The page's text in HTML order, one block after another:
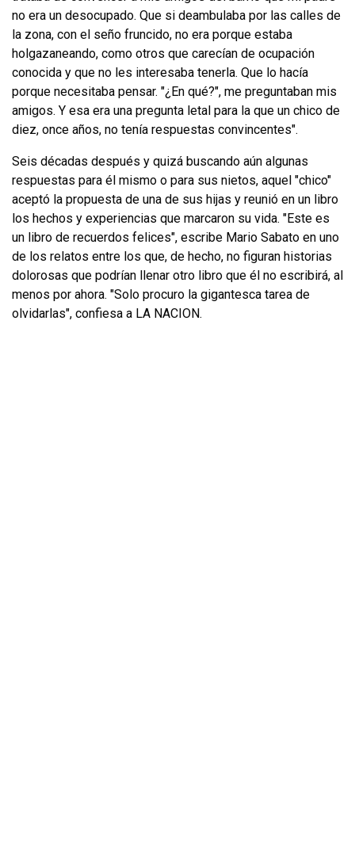
no era un desocupado. Que si deambulaba por las calles de
la zona, con el seño fruncido, no era porque estaba
holgazaneando, como otros que carecían de ocupación
conocida y que no les interesaba tenerla. Que lo hacía
porque necesitaba pensar. "¿En qué?", me preguntaban mis
amigos. Y esa era una pregunta letal para la que un chico de
diez, once años, no tenía respuestas convincentes".
Seis décadas después y quizá buscando aún algunas
respuestas para él mismo o para sus nietos, aquel "chico"
aceptó la propuesta de una de sus hijas y reunió en un libro
los hechos y experiencias que marcaron su vida. "Este es
un libro de recuerdos felices", escribe Mario Sabato en uno
de los relatos entre los que, de hecho, no figuran historias
dolorosas que podrían llenar otro libro que él no escribirá, al
menos por ahora. "Solo procuro la gigantesca tarea de
olvidarlas", confiesa a LA NACION.